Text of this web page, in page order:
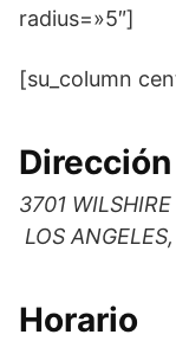
radius=»5″]
[su_column
Dirección
3701
LOS
Horario